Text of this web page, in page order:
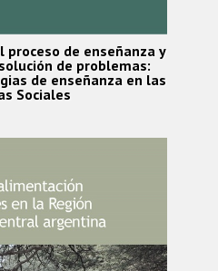
de enseñanza y
de problemas:
de enseñanza en las
Sociales